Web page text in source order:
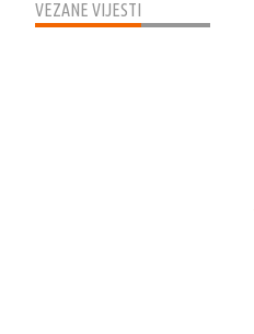
VEZANE VIJESTI